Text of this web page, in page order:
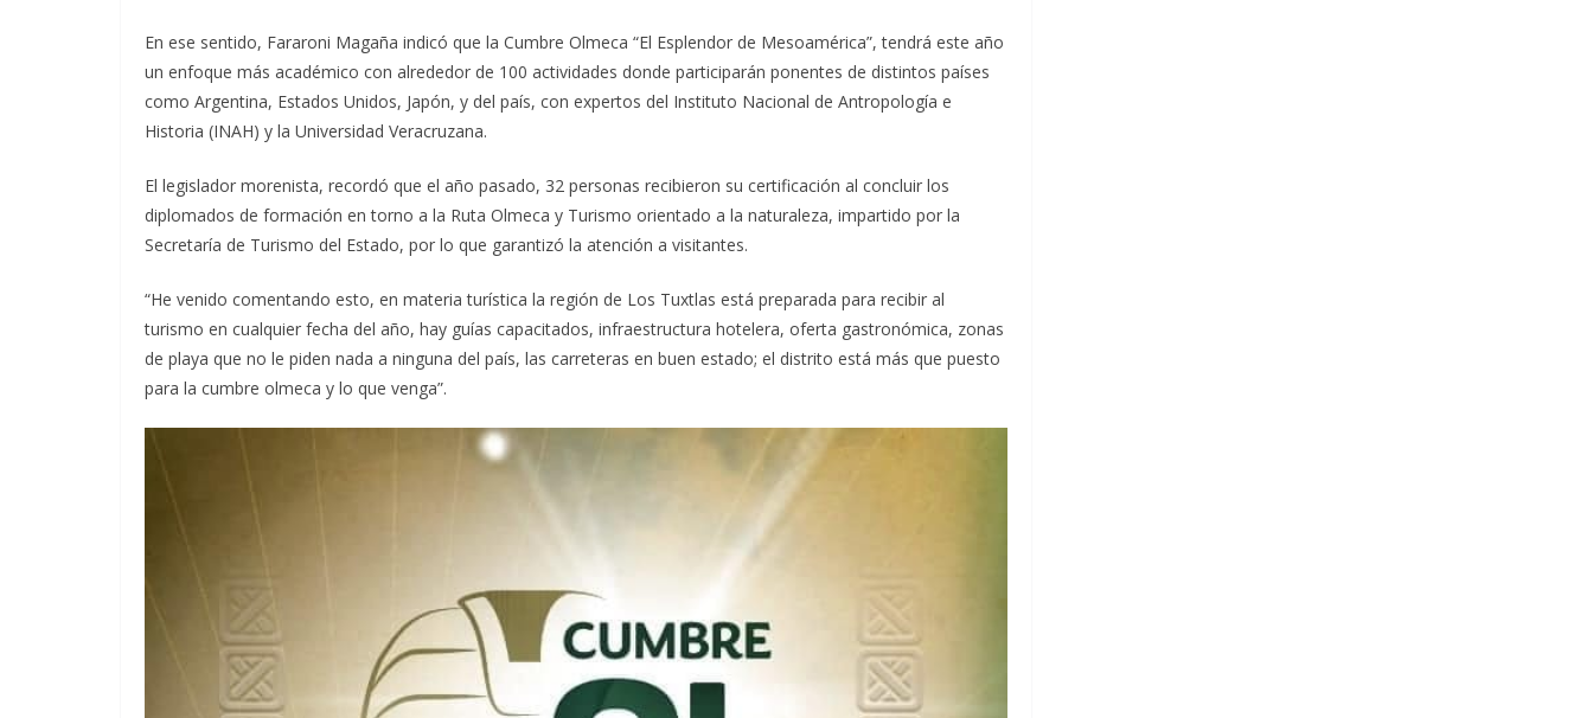
En ese sentido, Fararoni Magaña indicó que la Cumbre Olmeca “El Esplendor de Mesoamérica”, tendrá este año
un enfoque más académico con alrededor de 100 actividades donde participarán ponentes de distintos países
como Argentina, Estados Unidos, Japón, y del país, con expertos del Instituto Nacional de Antropología e
Historia (INAH) y la Universidad Veracruzana.
El legislador morenista, recordó que el año pasado, 32 personas recibieron su certificación al concluir los
diplomados de formación en torno a la Ruta Olmeca y Turismo orientado a la naturaleza, impartido por la
Secretaría de Turismo del Estado, por lo que garantizó la atención a visitantes.
“He venido comentando esto, en materia turística la región de Los Tuxtlas está preparada para recibir al
turismo en cualquier fecha del año, hay guías capacitados, infraestructura hotelera, oferta gastronómica, zonas
de playa que no le piden nada a ninguna del país, las carreteras en buen estado; el distrito está más que puesto
para la cumbre olmeca y lo que venga”.